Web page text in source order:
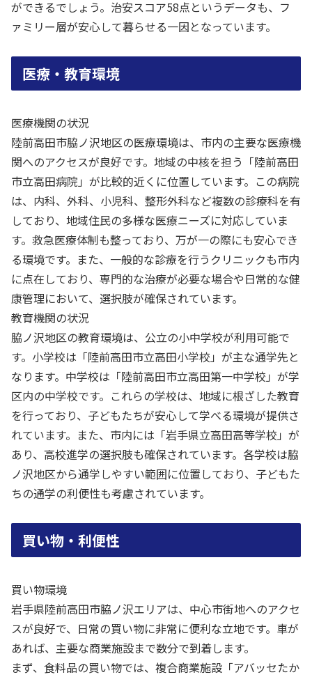
ができるでしょう。治安スコア58点というデータも、フ
ァミリー層が安心して暮らせる一因となっています。
医療・教育環境
医療機関の状況
陸前高田市脇ノ沢地区の医療環境は、市内の主要な医療機
関へのアクセスが良好です。地域の中核を担う「陸前高田
市立高田病院」が比較的近くに位置しています。この病院
は、内科、外科、小児科、整形外科など複数の診療科を有
しており、地域住民の多様な医療ニーズに対応していま
す。救急医療体制も整っており、万が一の際にも安心でき
る環境です。また、一般的な診療を行うクリニックも市内
に点在しており、専門的な治療が必要な場合や日常的な健
康管理において、選択肢が確保されています。
教育機関の状況
脇ノ沢地区の教育環境は、公立の小中学校が利用可能で
す。小学校は「陸前高田市立高田小学校」が主な通学先と
なります。中学校は「陸前高田市立高田第一中学校」が学
区内の中学校です。これらの学校は、地域に根ざした教育
を行っており、子どもたちが安心して学べる環境が提供さ
れています。また、市内には「岩手県立高田高等学校」が
あり、高校進学の選択肢も確保されています。各学校は脇
ノ沢地区から通学しやすい範囲に位置しており、子どもた
ちの通学の利便性も考慮されています。
買い物・利便性
買い物環境
岩手県陸前高田市脇ノ沢エリアは、中心市街地へのアクセ
スが良好で、日常の買い物に非常に便利な立地です。車が
あれば、主要な商業施設まで数分で到着します。
まず、食料品の買い物では、複合商業施設「アバッセたか